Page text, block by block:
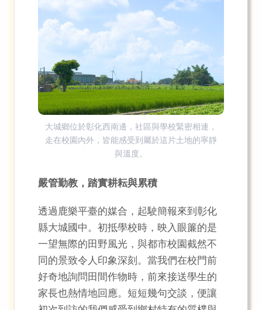
大城鄉位於彰化西南邊，社區與學校緊密相連，
走在校園內外，皆能感受到屬於這片土地的寧靜
與溫度。
嚴管勤教，踏實耕耘與累積
透過鹿樂平臺的媒合，起駛簡報來到彰化
縣大城國中。初抵學校時，映入眼簾的是
一望無際的田野風光，與都市校園截然不
同的景致令人印象深刻。當我們在校門前
好奇地詢問田間作物時，前來接送學生的
家長也熱情地回應。短短幾句交談，便讓